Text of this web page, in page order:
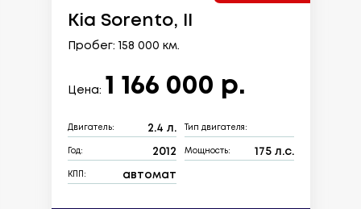
Kia Sorento, II
Пробег: 158 000 км.
Цена: 1 166 000 р.
Двигатель: 2.4 л. Тип двигателя:
Год: 2012 Мощность: 175 л.с.
КПП: автомат